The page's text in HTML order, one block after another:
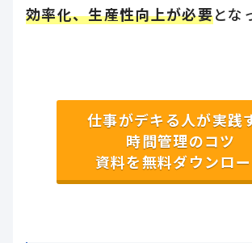
効率化、生産性向上が必要とな
仕事がデキる人が実践
時間管理のコツ
資料を無料ダウンロ